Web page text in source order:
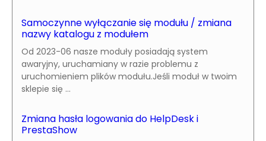
Samoczynne wyłączanie się modułu / zmiana
nazwy katalogu z modułem
Od 2023-06 nasze moduły posiadają system
awaryjny, uruchamiany w razie problemu z
uruchomieniem plików modułu.Jeśli moduł w twoim
sklepie się ...
Zmiana hasła logowania do HelpDesk i
PrestaShow